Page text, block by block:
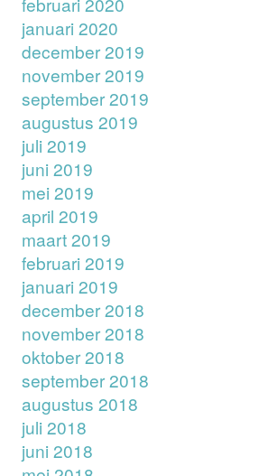
januari 2020
december 2019
november 2019
september 2019
augustus 2019
juli 2019
juni 2019
mei 2019
april 2019
maart 2019
februari 2019
januari 2019
december 2018
november 2018
oktober 2018
september 2018
augustus 2018
juli 2018
juni 2018